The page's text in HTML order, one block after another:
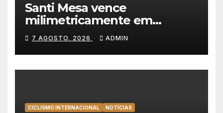
Santi Mesa vence
milimetricamente em
Albufeira, Rui Oliveira
mantém a amarela da Volta a
Portugal
7 AGOSTO, 2026 ADMIN
CICLISMO INTERNACIONAL NOTÍCIAS